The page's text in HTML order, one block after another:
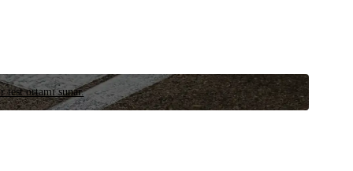
test ortamı sunar.